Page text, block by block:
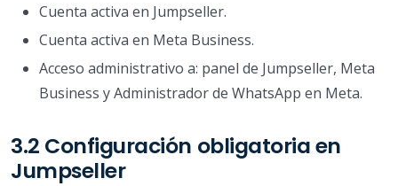
Cuenta activa en Jumpseller.
Cuenta activa en Meta Business.
Acceso administrativo a: panel de Jumpseller, Meta
Business y Administrador de WhatsApp en Meta.
3.2 Configuración obligatoria en
Jumpseller